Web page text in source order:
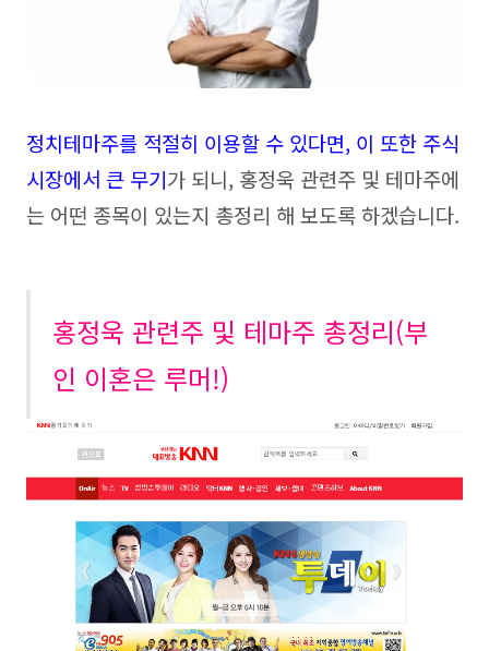
정치테마주를 적절히 이용할 수 있다면, 이 또한 주식
시장에서 큰 무기가 되니, 홍정욱 관련주 및 테마주에
는 어떤 종목이 있는지 총정리 해 보도록 하겠습니다.
홍정욱 관련주 및 테마주 총정리(부
인 이혼은 루머!)